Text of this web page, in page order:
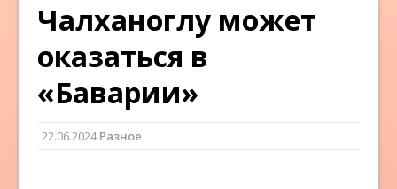
Чалханоглу может
оказаться в
«Баварии»
22.06.2024Разное